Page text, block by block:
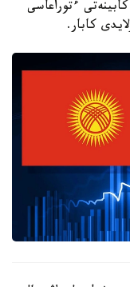
ءتوراعاسى
كابار.